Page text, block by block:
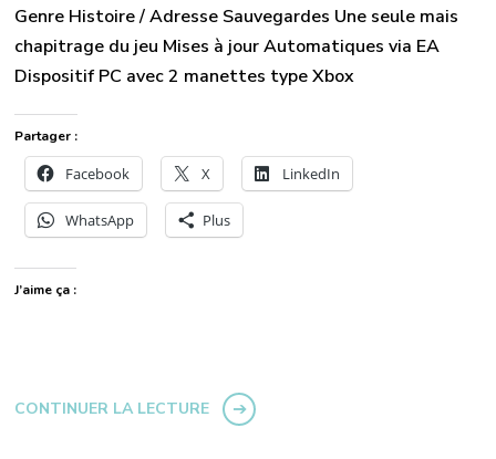
Genre Histoire / Adresse Sauvegardes Une seule mais
chapitrage du jeu Mises à jour Automatiques via EA
Dispositif PC avec 2 manettes type Xbox
Partager :
Facebook X LinkedIn
WhatsApp Plus
J’aime ça :
CONTINUER LA LECTURE